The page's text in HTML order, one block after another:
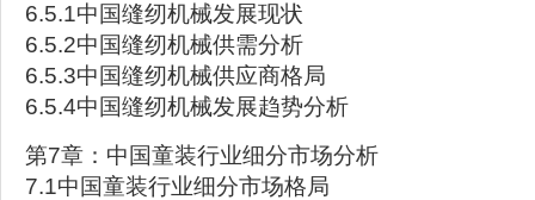
6.5.1中国缝纫机械发展现状
6.5.2中国缝纫机械供需分析
6.5.3中国缝纫机械供应商格局
6.5.4中国缝纫机械发展趋势分析
第7章：中国童装行业细分市场分析
7.1中国童装行业细分市场格局